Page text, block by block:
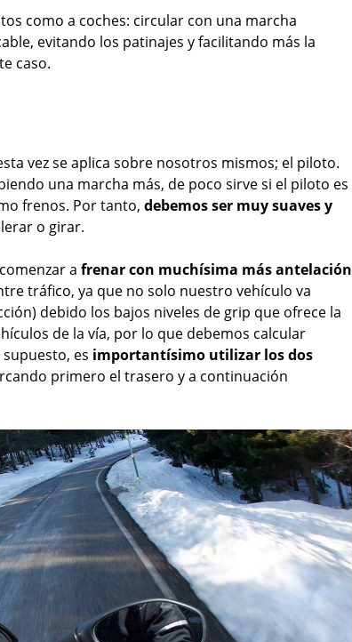
como a coches: circular con una marcha
evitando los patinajes y facilitando más la
caso.
vez se aplica sobre nosotros mismos; el piloto.
una marcha más, de poco sirve si el piloto es
frenos. Por tanto, debemos ser muy suaves y
o girar.
a frenar con muchísima más antelación
tráfico, ya que no solo nuestro vehículo va
debido los bajos niveles de grip que ofrece la
de la vía, por lo que debemos calcular
es importantísimo utilizar los dos
primero el trasero y a continuación